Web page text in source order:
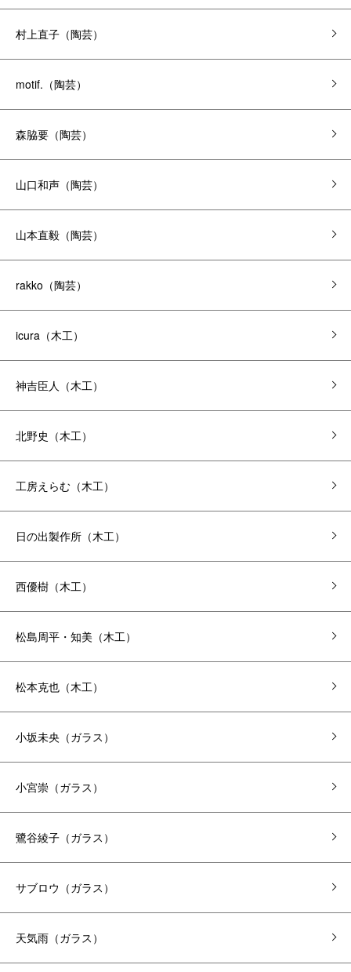
村上直子（陶芸）
motif.（陶芸）
森脇要（陶芸）
山口和声（陶芸）
山本直毅（陶芸）
rakko（陶芸）
icura（木工）
神吉臣人（木工）
北野史（木工）
工房えらむ（木工）
日の出製作所（木工）
西優樹（木工）
松島周平・知美（木工）
松本克也（木工）
小坂未央（ガラス）
小宮崇（ガラス）
鷺谷綾子（ガラス）
サブロウ（ガラス）
天気雨（ガラス）